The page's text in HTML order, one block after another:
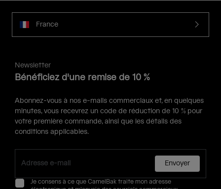
France
Newsletter
Bénéficiez d'une remise de 10 %
Abonnez-vous à nos e-mails commerciaux et, en quelques
minutes, vous recevrez un code de réduction de 10 % pour
votre première commande, ainsi que les détails des
conditions applicables.
Envoyer
Je consens à ce que CamelBak traite mon adresse